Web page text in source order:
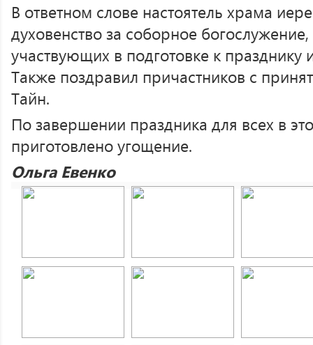
В ответном слове настоятель храма
духовенство за соборное
участвующих в подготовке к
Также поздравил причастников с
Тайн.
По завершении праздника для всех в
приготовлено угощение.
Ольга Евенко